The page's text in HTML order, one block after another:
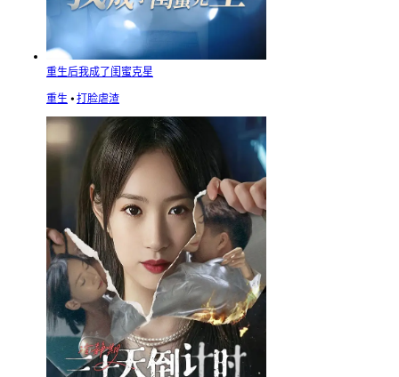
重生后我成了闺蜜克星
重生 ⦁ 打脸虐渣